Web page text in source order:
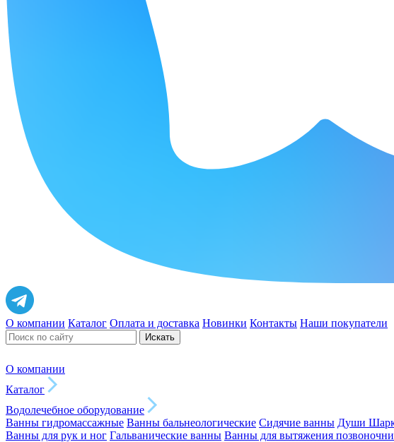
О компании Каталог Оплата и доставка Новинки Контакты Наши покупатели
Искать
О компании
Каталог
Водолечебное оборудование
Ванны гидромассажные Ванны бальнеологические Сидячие ванны Души
Ванны для рук и ног Гальванические ванны Ванны для вытяжения